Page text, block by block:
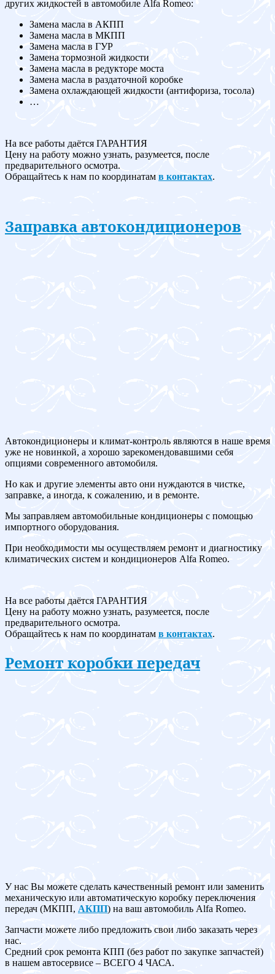
других жидкостей в автомобиле Alfa Romeo:
Замена масла в АКПП
Замена масла в МКПП
Замена масла в ГУР
Замена тормозной жидкости
Замена масла в редукторе моста
Замена масла в раздаточной коробке
Замена охлаждающей жидкости (антифориза, тосола)
…
На все работы даётся ГАРАНТИЯ
Цену на работу можно узнать, разумеется, после
предварительного осмотра.
Обращайтесь к нам по координатам в контактах.
Заправка автокондиционеров
Автокондиционеры и климат-контроль являются в наше время
уже не новинкой, а хорошо зарекомендовавшими себя
опциями современного автомобиля.
Но как и другие элементы авто они нуждаются в чистке,
заправке, а иногда, к сожалению, и в ремонте.
Мы заправляем автомобильные кондиционеры с помощью
импортного оборудования.
При необходимости мы осуществляем ремонт и диагностику
климатических систем и кондиционеров Alfa Romeo.
На все работы даётся ГАРАНТИЯ
Цену на работу можно узнать, разумеется, после
предварительного осмотра.
Обращайтесь к нам по координатам в контактах.
Ремонт коробки передач
У нас Вы можете сделать качественный ремонт или заменить
механическую или автоматическую коробку переключения
передач (МКПП, АКПП) на ваш автомобиль Alfa Romeo.
Запчасти можете либо предложить свои либо заказать через
нас.
Средний срок ремонта КПП (без работ по закупке запчастей)
в нашем автосервисе – ВСЕГО 4 ЧАСА.